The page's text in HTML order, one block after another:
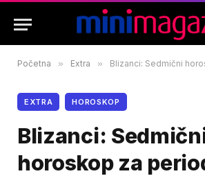
Početna » Extra » Blizanci: Sedmični horoskop za
EXTRA HOROSKOP
Blizanci:
horoskop za